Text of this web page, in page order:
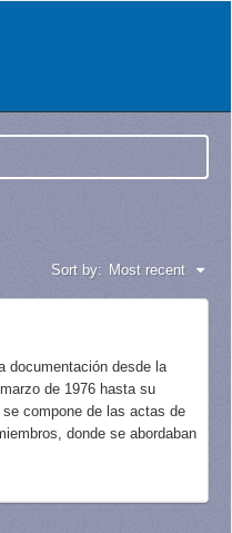
Sort by: Most recent
documentación desde la
de 1976 hasta su
compone de las actas de
donde se abordaban